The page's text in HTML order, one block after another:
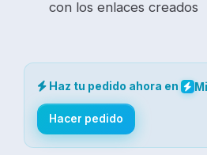
con los enlaces creados
Haz tu pedido ahora en
Hacer pedido